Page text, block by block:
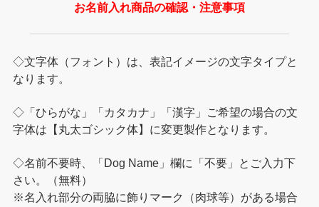
お名前入れ商品の確認・注意事項
◇文字体（フォント）は、表記イメージの文字タイプと
なります。
◇「ひらがな」「カタカナ」「漢字」ご希望の場合の文
字体は【丸太ゴシック体】に変更製作となります。
◇名前不要時、「Dog Name」欄に「不要」とご入力下
さい。（無料）
※名入れ部分の両脇に飾りマーク（肉球等）がある場合